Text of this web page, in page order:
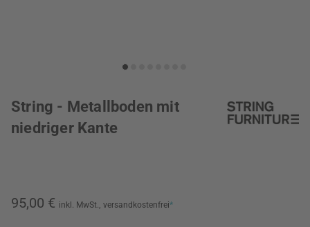
String - Metallboden mit
niedriger Kante
95,00 € inkl. MwSt., versandkostenfrei*